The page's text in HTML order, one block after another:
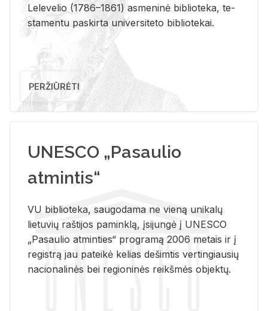
Le­le­ve­lio (1786–1861) as­me­ni­nė bi­b­lio­te­ka, te­
sta­men­tu pa­skir­ta uni­ver­si­te­to bi­b­lio­te­kai.
PERŽIŪRĖTI
UNESCO „Pasaulio
atmintis“
VU biblioteka, saugodama ne vieną unikalų
lietuvių raštijos paminklą, įsijungė į UNESCO
„Pasaulio atminties“ programą 2006 metais ir į
registrą jau pateikė kelias dešimtis vertingiausių
nacionalinės bei regioninės reikšmės objektų.